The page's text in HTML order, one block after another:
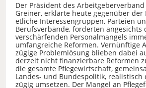
Der Präsident des Arbeitgeberverband
Greiner, erklärte heute gegenüber der
etliche Interessengruppen, Parteien
Berufsverbände, forderten angesichts
verschärfenden Personalmangels
umfangreiche Reformen. Vernünftige
zügige Problemlösung blieben dabei
derzeit nicht finanzierbare Reformen
die gesamte Pflegewirtschaft,
Landes- und Bundespolitik, realistisch
zügig umsetzen. Der Mangel an